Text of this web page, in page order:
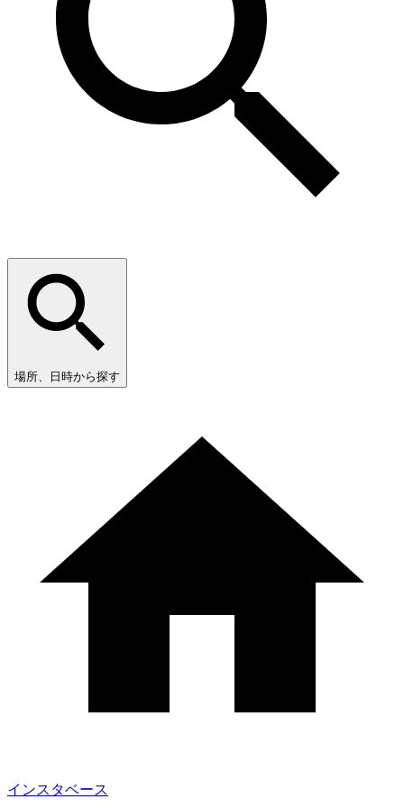
場所、日時から探す
インスタベース